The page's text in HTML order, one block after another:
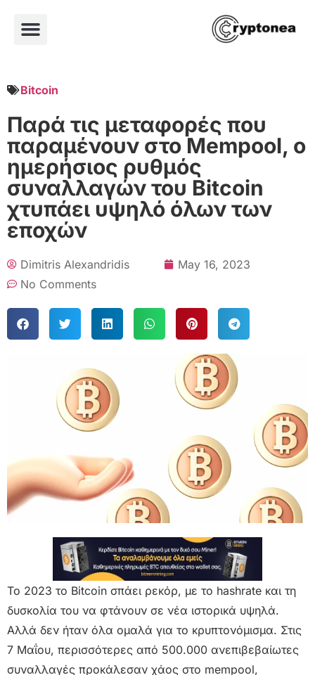
Bitcoin
Παρά τις μεταφορές που
παραμένουν στο Mempool, ο
ημερήσιος ρυθμός
συναλλαγών του Bitcoin
χτυπάει υψηλό όλων των
εποχών
Dimitris Alexandridis
May 16, 2023
No Comments
Το 2023 το Bitcoin σπάει ρεκόρ, με το hashrate και τη
δυσκολία του να φτάνουν σε νέα ιστορικά υψηλά.
Αλλά δεν ήταν όλα ομαλά για το κρυπτονόμισμα. Στις
7 Μαΐου, περισσότερες από 500.000 ανεπιβεβαίωτες
συναλλαγές προκάλεσαν χάος στο mempool,